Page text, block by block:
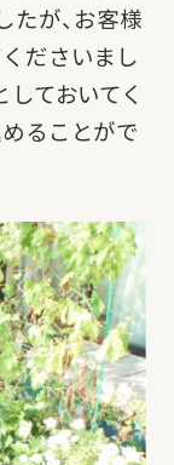
たが、お客様
ださいまし
ておいてく
ることがで